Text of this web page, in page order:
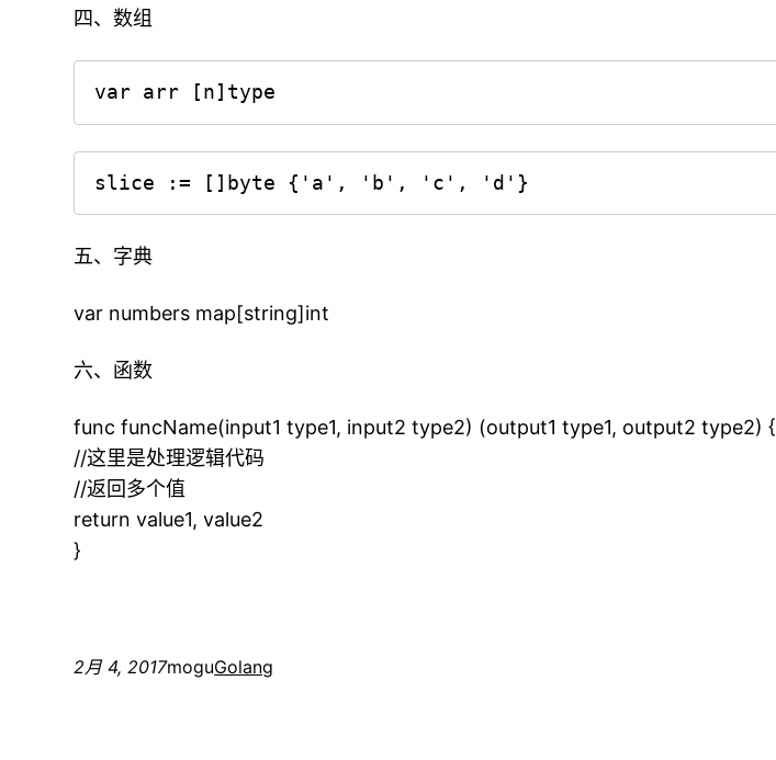
四、数组
var arr [n]type
slice := []byte {'a', 'b', 'c', 'd'}
五、字典
var numbers map[string]int
六、函数
func funcName(input1 type1, input2 type2) (output1 type1, output2 type2) {
//这里是处理逻辑代码
//返回多个值
return value1, value2
}
2月 4, 2017moguGolang